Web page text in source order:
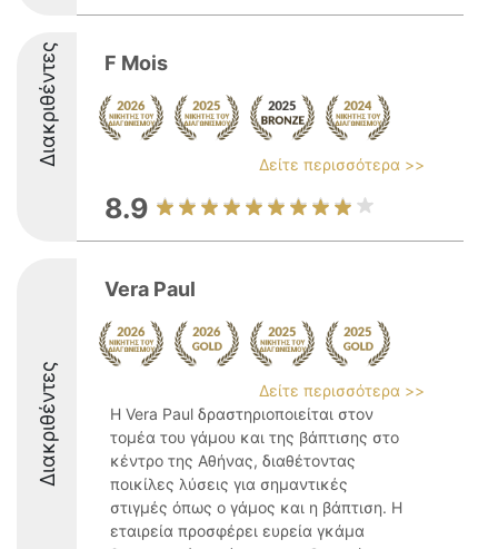
Διακριθέντες F Mois
Δείτε περισσότερα >>
8.9
Διακριθέντες
Vera Paul
Δείτε περισσότερα >>
Η Vera Paul δραστηριοποιείται στον
τομέα του γάμου και της βάπτισης στο
κέντρο της Αθήνας, διαθέτοντας
ποικίλες λύσεις για σημαντικές
στιγμές όπως ο γάμος και η βάπτιση. Η
εταιρεία προσφέρει ευρεία γκάμα